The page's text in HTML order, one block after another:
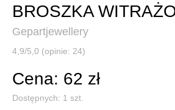
BROSZKA
Gepartjewellery
4,9/5,0 (opinie: 24)
Cena: 62 zł
Dostępnych: 1 szt.